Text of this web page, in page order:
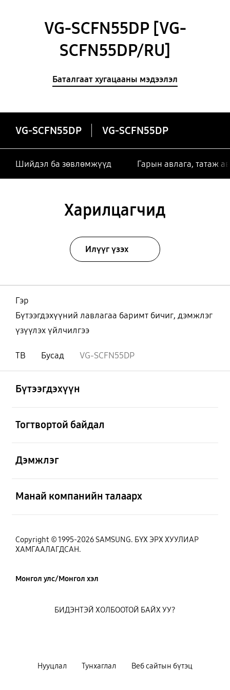
VG-SCFN55DP [VG-
SCFN55DP/RU]
Баталгаат хугацааны мэдээлэл
VG-SCFN55DP VG-SCFN55DP
Шийдэл ба зөвлөмжүүд Гарын авлага, татаж
Харилцагчид
Илүүг үзэх
Гэр
Бүтээгдэхүүний лавлагаа баримт бичиг, дэмжлэг
үзүүлэх үйлчилгээ
ТВ Бусад VG-SCFN55DP
Бүтээгдэхүүн
Тогтвортой байдал
Дэмжлэг
Манай компанийн талаарх
Copyright © 1995-2026 SAMSUNG. БҮХ ЭРХ ХУУЛИАР
ХАМГААЛАГДСАН.
Монгол улс/Монгол хэл
Нууцлал Тунхаглал Веб сайтын бүтэц
БИДЭНТЭЙ ХОЛБООТОЙ БАЙХ УУ?